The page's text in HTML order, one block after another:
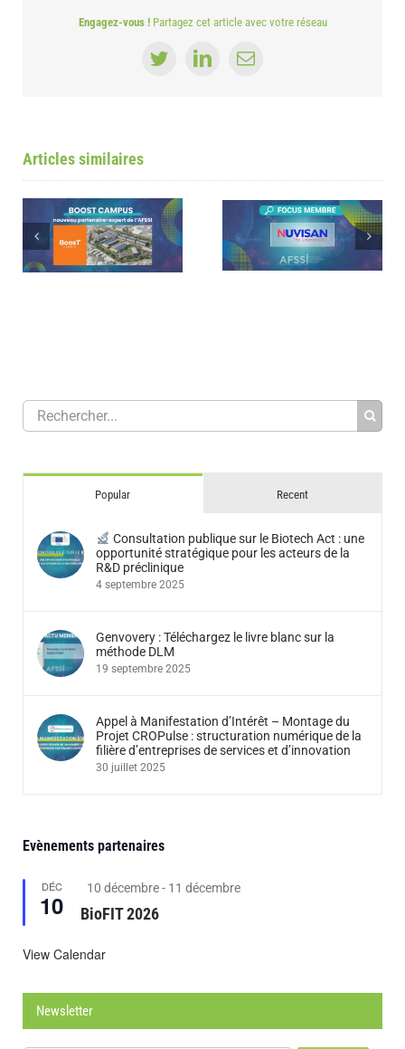
Engagez-vous !Partagez cet article avec votre réseau
TwitterLinkedInEmail
Articles similaires
Focus sur les membres AFSSI –
Nuvisan
Tribune : Les CRO françaises au
cœur de l’innovation et de la
souveraineté
Popular Recent
Consultation publique sur le Biotech Act : une
opportunité stratégique pour les acteurs de la
R&D préclinique
4 septembre 2025
Genvovery : Téléchargez le livre blanc sur la
méthode DLM
19 septembre 2025
Appel à Manifestation d’Intérêt – Montage du
Projet CROPulse : structuration numérique de la
filière d’entreprises de services et d’innovation
30 juillet 2025
Evènements partenaires
DÉC
10
Featured
10 décembre- 11 décembre
BioFIT 2026
View Calendar
Newsletter